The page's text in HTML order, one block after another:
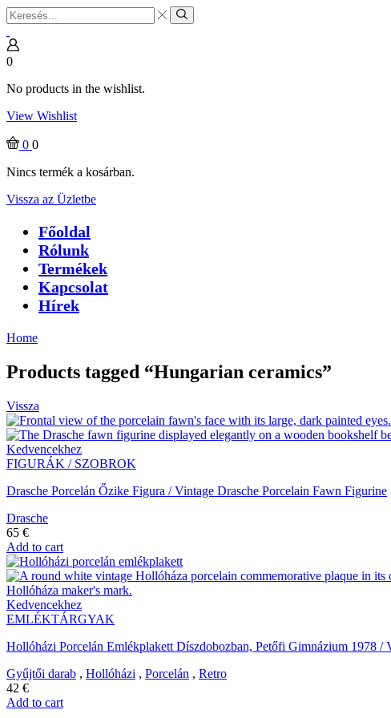
Search
input
Search
0
No products in the wishlist.
View Wishlist
0 0
Nincs termék a kosárban.
Vissza az Üzletbe
Főoldal
Rólunk
Termékek
Kapcsolat
Hírek
Home
Products tagged “Hungarian ceramics”
Vissza
Kedvencekhez
FIGURÁK / SZOBROK
Drasche Porcelán Őzike Figura / Vintage Drasche Porcelain Fawn Figurine
Drasche
65 €
Add to cart
Kedvencekhez
EMLÉKTÁRGYAK
Hollóházi Porcelán Emlékplakett Díszdobozban, Petőfi Gimnázium 1978
Gyűjtői darab , Hollóházi , Porcelán , Retro
42 €
Add to cart